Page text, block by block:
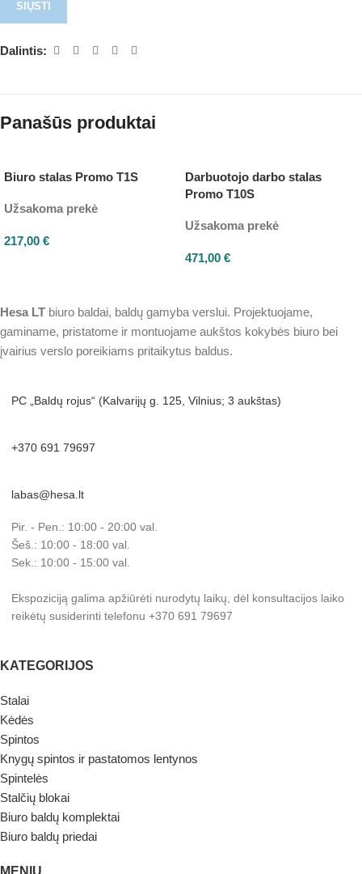
Dalintis:
Panašūs produktai
Biuro stalas Promo T1S
Užsakoma prekė
217,00 €
Darbuotojo darbo stalas
Promo T10S
Užsakoma prekė
471,00 €
Hesa LT biuro baldai, baldų gamyba verslui. Projektuojame,
gaminame, pristatome ir montuojame aukštos kokybės biuro bei
įvairius verslo poreikiams pritaikytus baldus.
PC „Baldų rojus“ (Kalvarijų g. 125, Vilnius; 3 aukštas)
+370 691 79697
labas@hesa.lt
Pir. - Pen.: 10:00 - 20:00 val.
Šeš.: 10:00 - 18:00 val.
Sek.: 10:00 - 15:00 val.
Ekspoziciją galima apžiūrėti nurodytų laikų, dėl konsultacijos laiko
reikėtų susiderinti telefonu +370 691 79697
KATEGORIJOS
Stalai
Kėdės
Spintos
Knygų spintos ir pastatomos lentynos
Spintelės
Stalčių blokai
Biuro baldų komplektai
Biuro baldų priedai
MENIU